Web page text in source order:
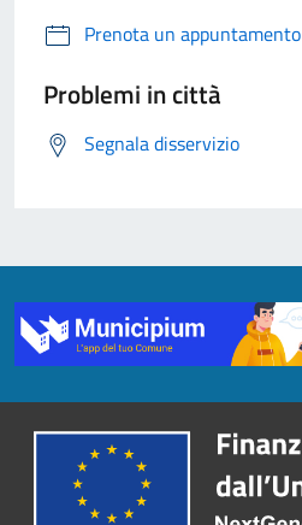
Prenota un appuntamento
Problemi in città
Segnala disservizio